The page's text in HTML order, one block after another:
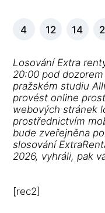
4 12 14
Losování Extra
20:00 pod
pražském studiu
provést online
webových stránek
prostřednictvím
bude zveřejněna
slosování
2026, vyhráli, pak
[rec2]